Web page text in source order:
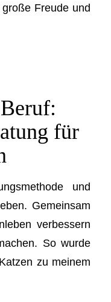
Freude und
für
und
Gemeinsam
verbessern
So wurde
zu meinem